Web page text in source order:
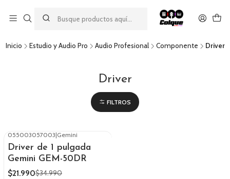
descuento por pago con transferencia bancaria
por una compra mínima de $49.990. Este descuento no es
acumulable a otras promociones ni aplicable a gastos de envío.
Inicio Estudio y Audio Pro Audio Profesional Componente Driver
Driver
FILTROS
-37% OFF
055003057003|Gemini
Driver de 1 pulgada
Gemini GEM-50DR
$21.990$34.990